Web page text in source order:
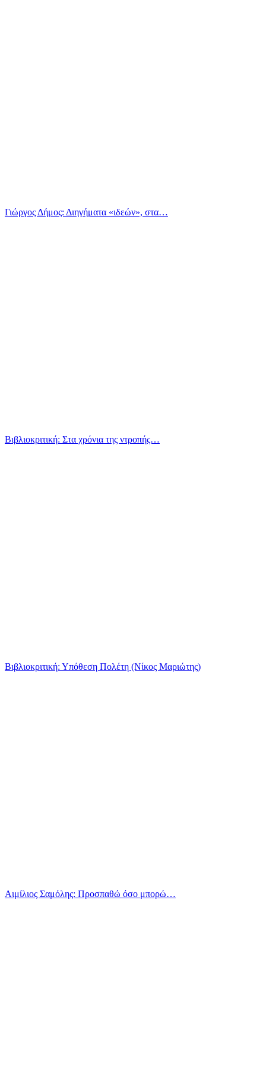
Γιώργος Δήμος: Διηγήματα «ιδεών», στα…
Βιβλιοκριτική: Στα χρόνια της ντροπής…
Βιβλιοκριτική: Υπόθεση Πολέτη (Νίκος Μαριώτης)
Αιμίλιος Σαμόλης: Προσπαθώ όσο μπορώ…